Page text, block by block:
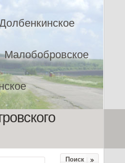
Малобобровское
Поиск